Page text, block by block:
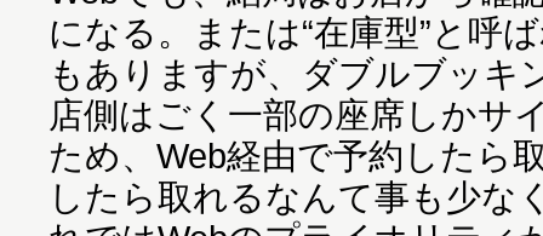
になる。または“在庫型”と呼
もありますが、ダブルブッキ
店側はごく一部の座席しかサ
ため、Web経由で予約したら
したら取れるなんて事も少な